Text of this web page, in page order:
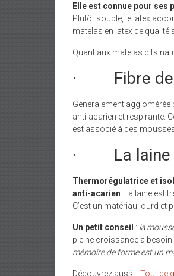
Elle est connue pour
Plutôt souple, le latex
matelas en latex de qualité
Quant aux matelas dits
· Fibre de
Généralement
anti-acarien et respirante.
est associé à des
· La laine
Thermorégulatrice et
anti-acarien . La laine est
C’est un matériau lourd et
Un petit conseil : la
pleine croissance a
mémoire de forme est un
Découvrez aussi : Tout ce